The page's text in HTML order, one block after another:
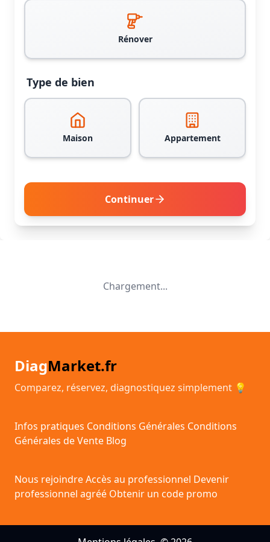
Rénover
Type de bien
Maison Appartement
Continuer
Chargement...
DiagMarket.fr
Comparez, réservez, diagnostiquez simplement 💡
Infos pratiques Conditions Générales Conditions
Générales de Vente Blog
Nous rejoindreAccès au professionnel Devenir
professionnel agréé Obtenir un code promo